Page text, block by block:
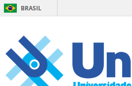
BRASIL